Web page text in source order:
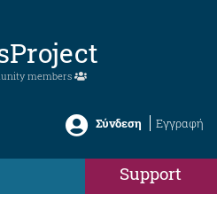
members
Σύνδεση Εγγραφή
Support